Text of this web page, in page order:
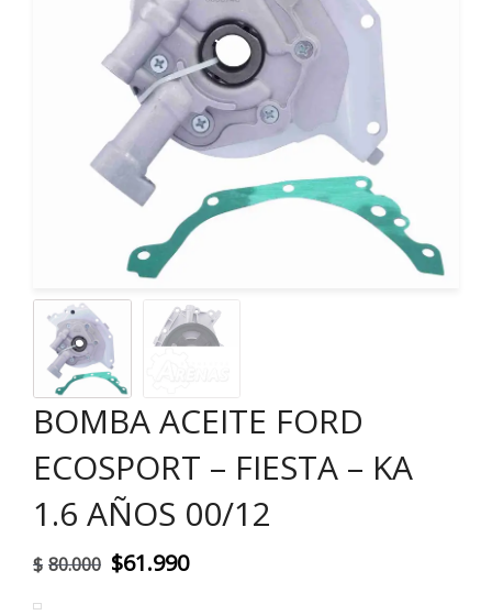
BOMBA ACEITE FORD
ECOSPORT – FIESTA – KA
1.6 AÑOS 00/12
$ 80.000 El
$61.990El